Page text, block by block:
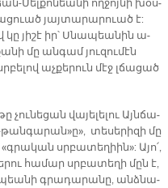
Մել­քո­նեա­նի ող­ջոյ­նի խօս­
յայ­տա­րա­րուած է:
կը յի­շէ իր՝ Սնա­պեա­նին ա­
մը ան­գամ յու­զու­մէն
աչ­քե­րուն մէջ լճա­ցած
չու­նե­ցան վա­յե­լե­լու Այն­ճա­
տե­սե­րի­զի մը
սրբա­տե­ղիին»: Ա­յո՛,
հա­մար սրբա­տե­ղի մըն է,
գրա­դա­րա­նը, անձ­նա­